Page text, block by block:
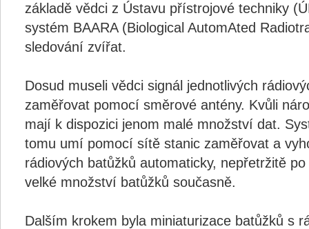
základě vědci z Ústavu přístrojové techniky
systém BAARA (Biological AutomAted
sledování zvířat.
Dosud museli vědci signál jednotlivých
zaměřovat pomocí směrové antény. Kvůli
mají k dispozici jenom malé množství dat.
tomu umí pomocí sítě stanic zaměřovat a
rádiových batůžků automaticky, nepřetržitě
velké množství batůžků současně.
Dalším krokem byla miniaturizace batůžků s